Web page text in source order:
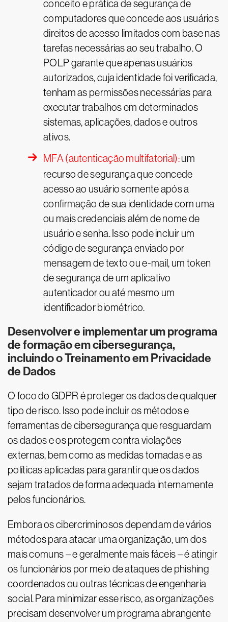
conceito e prática de segurança de
computadores que concede aos usuários
direitos de acesso limitados com base nas
tarefas necessárias ao seu trabalho. O
POLP garante que apenas usuários
autorizados, cuja identidade foi verificada,
tenham as permissões necessárias para
executar trabalhos em determinados
sistemas, aplicações, dados e outros
ativos.
MFA (autenticação multifatorial):um
recurso de segurança que concede
acesso ao usuário somente após a
confirmação de sua identidade com uma
ou mais credenciais além de nome de
usuário e senha. Isso pode incluir um
código de segurança enviado por
mensagem de texto ou e-mail, um token
de segurança de um aplicativo
autenticador ou até mesmo um
identificador biométrico.
Desenvolver e implementar um programa
de formação em cibersegurança,
incluindo o Treinamento em Privacidade
de Dados
O foco do GDPR é proteger os dados de qualquer
tipo de risco. Isso pode incluir os métodos e
ferramentas de cibersegurança que resguardam
os dados e os protegem contra violações
externas, bem como as medidas tomadas e as
políticas aplicadas para garantir que os dados
sejam tratados de forma adequada internamente
pelos funcionários.
Embora os cibercriminosos dependam de vários
métodos para atacar uma organização, um dos
mais comuns – e geralmente mais fáceis – é atingir
os funcionários por meio de ataques de phishing
coordenados ou outras técnicas de engenharia
social. Para minimizar esse risco, as organizações
precisam desenvolver um programa abrangente